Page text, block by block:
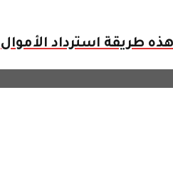
طريقة استرداد الأموال